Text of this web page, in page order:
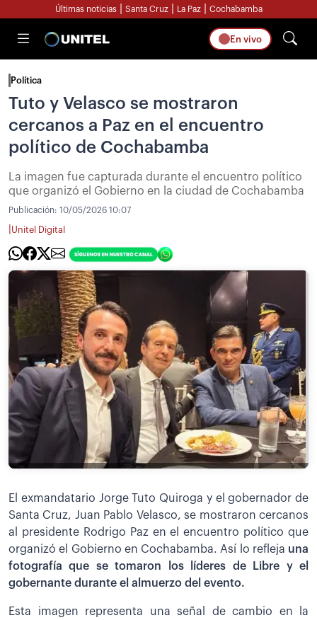
Últimas noticias Santa Cruz La Paz Cochabamba
En vivo
Política
Tuto y Velasco se mostraron
cercanos a Paz en el encuentro
político de Cochabamba
La imagen fue capturada durante el encuentro político
que organizó el Gobierno en la ciudad de Cochabamba
Publicación: 10/05/2026 10:07
Unitel Digital
El exmandatario Jorge Tuto Quiroga y el gobernador de
Santa Cruz, Juan Pablo Velasco, se mostraron cercanos
al presidente Rodrigo Paz en el encuentro político que
organizó el Gobierno en Cochabamba. Así lo refleja una
fotografía que se tomaron los líderes de Libre y el
gobernante durante el almuerzo del evento.
Esta imagen representa una señal de cambio en la